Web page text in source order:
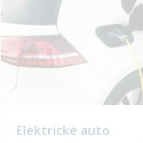
Elektrické auto